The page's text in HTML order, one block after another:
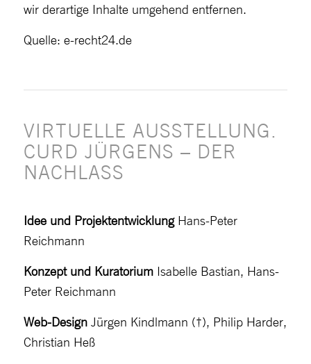
wir derartige Inhalte umgehend entfernen.
Quelle: e-recht24.de
VIRTUELLE AUSSTELLUNG.
CURD JÜRGENS – DER
NACHLASS
Idee und Projektentwicklung Hans-Peter
Reichmann
Konzept und Kuratorium Isabelle Bastian, Hans-
Peter Reichmann
Web-DesignJürgen Kindlmann (†), Philip Harder,
Christian Heß